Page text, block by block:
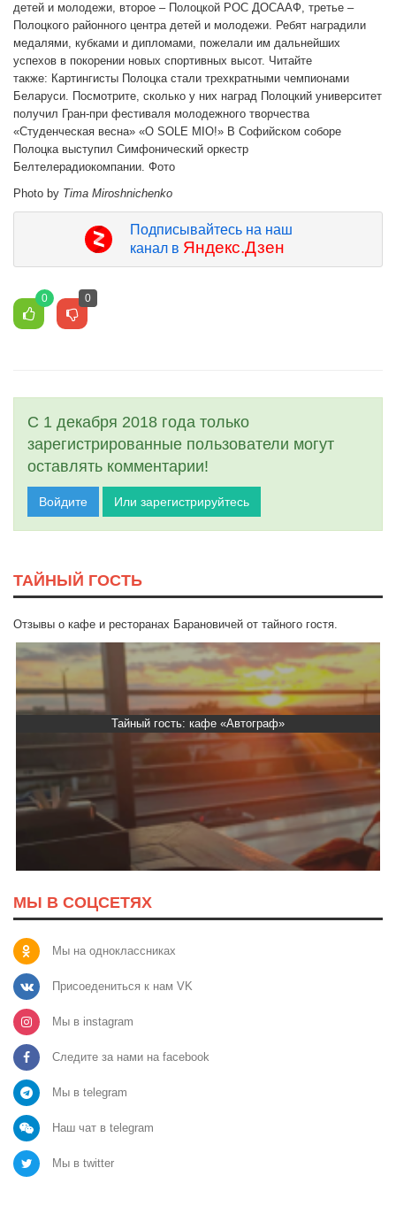
детей и молодежи, второе – Полоцкой РОС ДОСААФ, третье –
Полоцкого районного центра детей и молодежи. Ребят наградили
медалями, кубками и дипломами, пожелали им дальнейших
успехов в покорении новых спортивных высот. Читайте
также: Картингисты Полоцка стали трехкратными чемпионами
Беларуси. Посмотрите, сколько у них наград Полоцкий университет
получил Гран-при фестиваля молодежного творчества
«Студенческая весна» «O SOLE MIO!» В Софийском соборе
Полоцка выступил Симфонический оркестр
Белтелерадиокомпании. Фото
Photo by Tima Miroshnichenko
Подписывайтесь на наш
канал в Яндекс.Дзен
0 0
С 1 декабря 2018 года только
зарегистрированные пользователи могут
оставлять комментарии!
Войдите Или зарегистрируйтесь
ТАЙНЫЙ ГОСТЬ
Отзывы о кафе и ресторанах Барановичей от тайного гостя.
Тайный гость: кафе «Автограф»
МЫ В СОЦСЕТЯХ
Мы на одноклассниках
Присоедениться к нам VK
Мы в instagram
Следите за нами на facebook
Мы в telegram
Наш чат в telegram
Мы в twitter